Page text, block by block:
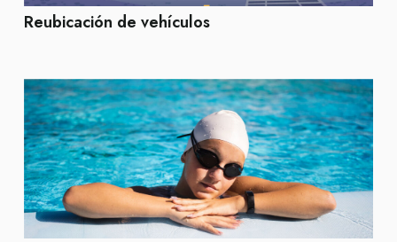
Reubicación de vehículos